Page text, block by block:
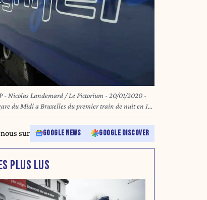
Nicolas Landemard / Le Pictorium - 20/01/2020 -
marque le coup d'envoi du retablissement des
capitales en Europe. / 20/01/2020 -
train kicks off the re-establishment of international
in Europe.
sur GOOGLE NEWS GOOGLE DISCOVER
PLUS LUS